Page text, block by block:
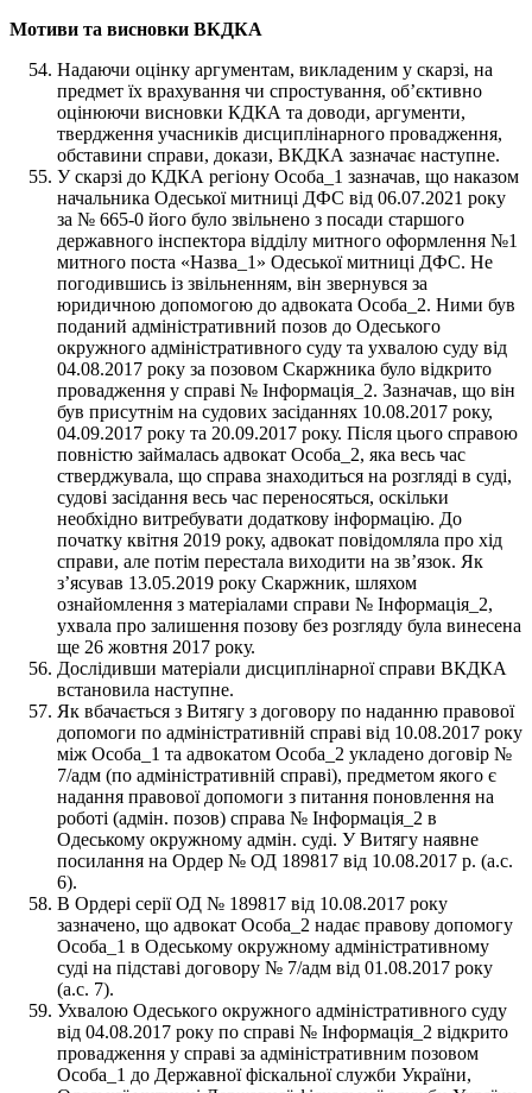
Мотиви та висновки ВКДКА
Надаючи оцінку аргументам, викладеним у скарзі, на
предмет їх врахування чи спростування, об’єктивно
оцінюючи висновки КДКА та доводи, аргументи,
твердження учасників дисциплінарного провадження,
обставини справи, докази, ВКДКА зазначає наступне.
У скарзі до КДКА регіону Особа_1 зазначав, що наказом
начальника Одеської митниці ДФС від 06.07.2021 року
за № 665-0 його було звільнено з посади старшого
державного інспектора відділу митного оформлення №1
митного поста «Назва_1» Одеської митниці ДФС. Не
погодившись із звільненням, він звернувся за
юридичною допомогою до адвоката Особа_2. Ними був
поданий адміністративний позов до Одеського
окружного адміністративного суду та ухвалою суду від
04.08.2017 року за позовом Скаржника було відкрито
провадження у справі № Інформація_2. Зазначав, що він
був присутнім на судових засіданнях 10.08.2017 року,
04.09.2017 року та 20.09.2017 року. Після цього справою
повністю займалась адвокат Особа_2, яка весь час
стверджувала, що справа знаходиться на розгляді в суді,
судові засідання весь час переносяться, оскільки
необхідно витребувати додаткову інформацію. До
початку квітня 2019 року, адвокат повідомляла про хід
справи, але потім перестала виходити на зв’язок. Як
з’ясував 13.05.2019 року Скаржник, шляхом
ознайомлення з матеріалами справи № Інформація_2,
ухвала про залишення позову без розгляду була винесена
ще 26 жовтня 2017 року.
Дослідивши матеріали дисциплінарної справи ВКДКА
встановила наступне.
Як вбачається з Витягу з договору по наданню правової
допомоги по адміністративній справі від 10.08.2017 року
між Особа_1 та адвокатом Особа_2 укладено договір №
7/адм (по адміністративній справі), предметом якого є
надання правової допомоги з питання поновлення на
роботі (адмін. позов) справа № Інформація_2 в
Одеському окружному адмін. суді. У Витягу наявне
посилання на Ордер № ОД 189817 від 10.08.2017 р. (а.с.
6).
В Ордері серії ОД № 189817 від 10.08.2017 року
зазначено, що адвокат Особа_2 надає правову допомогу
Особа_1 в Одеському окружному адміністративному
суді на підставі договору № 7/адм від 01.08.2017 року
(а.с. 7).
Ухвалою Одеського окружного адміністративного суду
від 04.08.2017 року по справі № Інформація_2 відкрито
провадження у справі за адміністративним позовом
Особа_1 до Державної фіскальної служби України,